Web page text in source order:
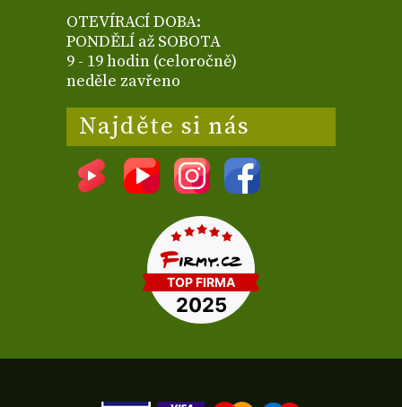
OTEVÍRACÍ DOBA:
PONDĚLÍ až SOBOTA
9 - 19 hodin (celoročně)
neděle zavřeno
Najděte si nás